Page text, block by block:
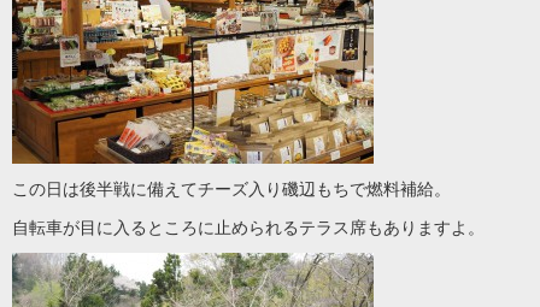
この日は後半戦に備えてチーズ入り磯辺もちで燃料補給。
自転車が目に入るところに止められるテラス席もありますよ。